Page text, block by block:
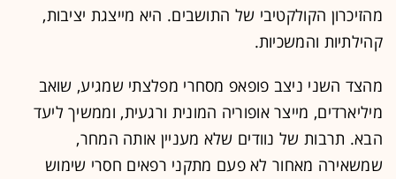
מהזיכרון הקולקטיבי של התושבים. היא מייצגת יציבות,
קהילתיות והמשכיות.
מהצד השני ניצב פופאפ מסחרי מפלצתי שמגיע, שואב
מיליארדים, מייצר אופוריה המונית ורגעית, וממשיך ליעד
הבא. תרבות של נוודים שלא מעניין אותה המחר,
שמשאירה מאחור לא פעם מתקני רפאים חסרי שימוש